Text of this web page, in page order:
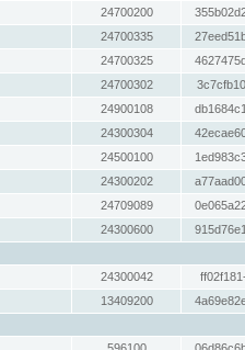
24700200
24700335
24700325
24700302
24900108
24300304
24500100
24300202
24709089
24300600
24300042
13409200